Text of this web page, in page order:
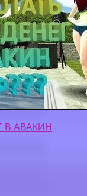
В АВАКИН